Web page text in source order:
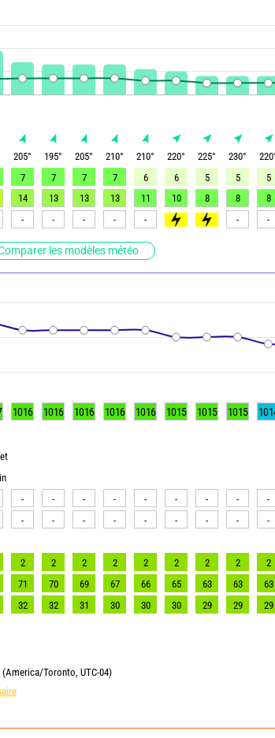
les modèles météo
205° 195° 205° 210° 210° 220° 225° 230° 220
7 7 7 7 6 6 5 5 5
14 13 13 13 11 10 8 8 8
- - - - - >50 >50 - -
1016 1016 1016 1016 1016 1015 1015 1015
- - - - - - - - -
- - - - - - - - -
2 2 2 2 2 2 2 2 2
71 70 69 67 66 65 63 63 63
32 32 31 30 30 30 29 29 29
Toronto, UTC-04)